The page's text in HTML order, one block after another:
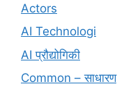
Actors
AI Technologi
AI प्रौद्योगिकी
Common – साधारण